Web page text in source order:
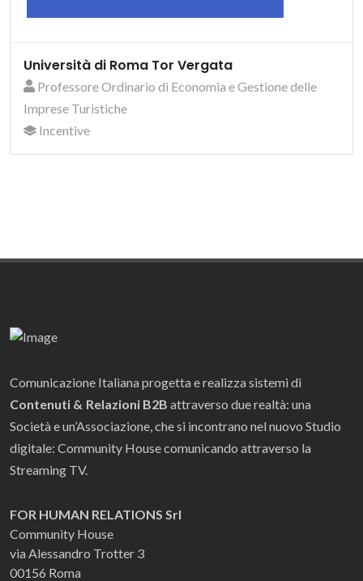
Università di Roma Tor Vergata
Professore Ordinario di Economia e Gestione delle
Imprese Turistiche
Incentive
Comunicazione Italiana progetta e realizza sistemi di
Contenuti & Relazioni B2B attraverso due realtà: una
Società e un’Associazione, che si incontrano nel nuovo Studio
digitale: Community House comunicando attraverso la
Streaming TV.
FOR HUMAN RELATIONS Srl
Community House
via Alessandro Trotter 3
00156 Roma